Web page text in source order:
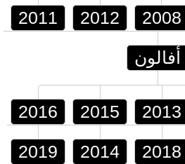
2011 2012 2008
أفالون
2016 2015 2013
2019 2014 2018